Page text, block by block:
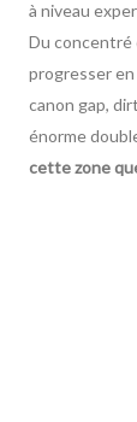
à niveau
Du concentré
progresser
canon gap,
énorme
cette zone